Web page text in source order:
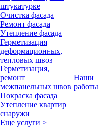
штукатурке
Очистка фасада
Ремонт фасада
Утепление фасада
Герметизация
деформационных,
тепловых швов
Герметизация,
ремонт
межпанельных швов
Покраска фасада
Утепление квартир
снаружи
Еще услуги >
Наши
работы